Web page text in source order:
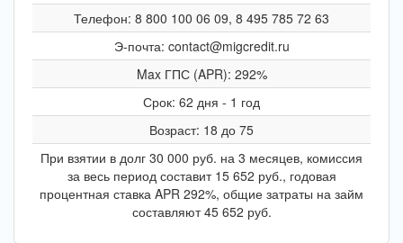
Телефон: 8 800 100 06 09, 8 495 785 72 63
Э-почта: contact@migcredit.ru
Max ГПС (APR): 292%
Срок: 62 дня - 1 год
Возраст: 18 до 75
При взятии в долг 30 000 руб. на 3 месяцев, комиссия
за весь период составит 15 652 руб., годовая
процентная ставка APR 292%, общие затраты на займ
составляют 45 652 руб.